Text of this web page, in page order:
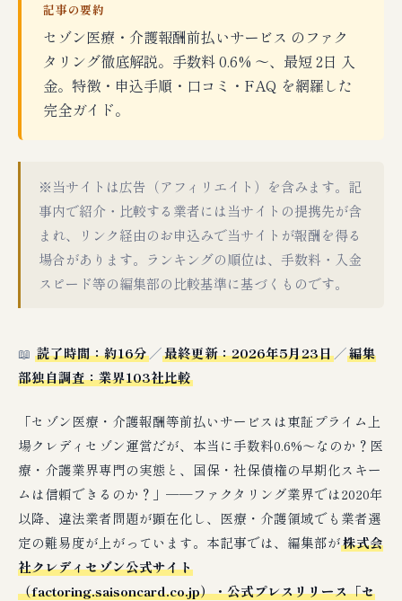
記事の要約
セゾン医療・介護報酬前払いサービス のファク
タリング徹底解説。手数料 0.6% 〜、最短 2日 入
金。特徴・申込手順・口コミ・FAQ を網羅した
完全ガイド。
※当サイトは広告（アフィリエイト）を含みます。記
事内で紹介・比較する業者には当サイトの提携先が含
まれ、リンク経由のお申込みで当サイトが報酬を得る
場合があります。ランキングの順位は、手数料・入金
スピード等の編集部の比較基準に基づくものです。
📖 読了時間：約16分／最終更新：2026年5月23日／編集
部独自調査：業界103社比較
「セゾン医療・介護報酬等前払いサービスは東証プライム上
場クレディセゾン運営だが、本当に手数料0.6%〜なのか？医
療・介護業界専門の実態と、国保・社保債権の早期化スキー
ムは信頼できるのか？」──ファクタリング業界では2020年
以降、違法業者問題が顕在化し、医療・介護領域でも業者選
定の難易度が上がっています。本記事では、編集部が株式会
社クレディセゾン公式サイト
（factoring.saisoncard.co.jp）・公式プレスリリース「セ